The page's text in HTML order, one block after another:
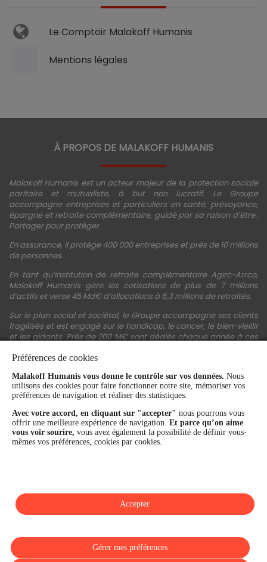
Le Comptoir Malakoff Humanis
Mentions légales
À PROPOS DE MALAKOFF HUMANIS
Malakoff Humanis est un acteur majeur de la protection sociale
paritaire et mutualiste, à but non lucratif. Le Groupe
accompagne entreprises et particuliers en santé, prévoyance,
épargne et retraite complémentaire, guidé par sa raison d’être :
Partager pour protéger.
En assurance, il protège 400 000 entreprises et près de 10 millions
de personnes.
En tant qu’institution de retraite complémentaire Agirc-Arrco,
Malakoff Humanis gère les cotisations de plus de 7 millions
d’actifs et verse 45 Md€ d’allocations à 6,3 millions de retraités.
Sur le plan social et sociétal, le Groupe accompagne ses clients
fragilisés et est engagé sur le handicap, le cancer, le bien-vieillir
et les aidants. Près de 200 M€ sont dédiés chaque année à ces
financière et la performance du Groupe sont confirmées par une
notation A+ attribuée depuis 4 ans par S&P Global Ratings et
Fitch Ratings. Sur les plans extra-financiers, Malakoff Humanis
figure parmi les 2% des entreprises les mieux notées au monde
en matière de critères RSE (Ecovadis, niveau Gold - 81/100 en
2026). Enfin, Malakoff Humanis est certifié Top Employer France
par le Top Employers Institute depuis 3 ans.
Préférences de cookies
Malakoff Humanis vous donne le contrôle sur vos données. Nous
utilisons des cookies pour faire fonctionner notre site, mémoriser vos
préférences de navigation et réaliser des statistiques.
Avec votre accord, en cliquant sur "accepter" nous pourrons vous
offrir une meilleure expérience de navigation. Et parce qu’on aime
vous voir sourire, vous avez également la possibilité de définir vous-
mêmes vos préférences, cookies par cookies.
Gérer mes préférences
Accepter